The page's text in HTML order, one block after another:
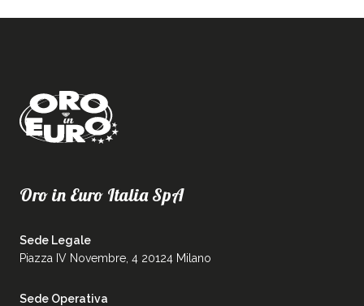
Oro in Euro Italia SpA
Sede Legale
Piazza IV Novembre, 4 20124 Milano
Sede Operativa